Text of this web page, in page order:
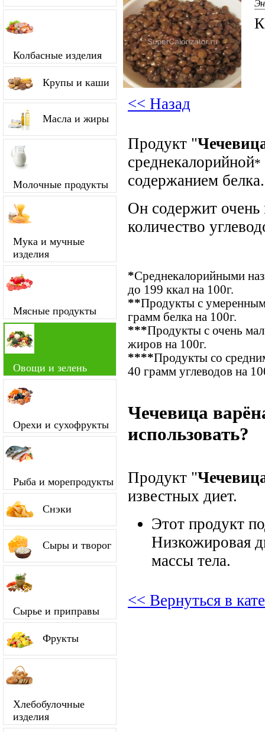
Колбасные изделия
Крупы и каши
Масла и жиры
Молочные продукты
Мука и мучные
изделия
Мясные продукты
Овощи и зелень
Орехи и сухофрукты
Рыба и морепродукты
Снэки
Сыры и творог
Сырье и приправы
Фрукты
Хлебобулочные
изделия
<< Назад
Продукт "
среднекалорийной*
содержанием белка.
Он содержит очень
количество
*Среднекалорийными
до 199 ккал на 100г.
**Продукты с
грамм белка на 100г.
***Продукты с очень
жиров на 100г.
****Продукты со
40 грамм углеводов на
Чечевица
использовать?
Продукт "
известных диет.
Этот продукт
Низкожировая
массы тела.
<< Вернуться в